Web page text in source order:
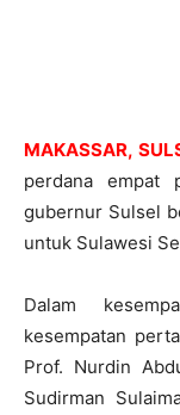
MAKASSAR,
perdana empat
gubernur Sulsel
untuk Sulawesi
Dalam
kesempatan
Prof. Nurdin
Sudirman